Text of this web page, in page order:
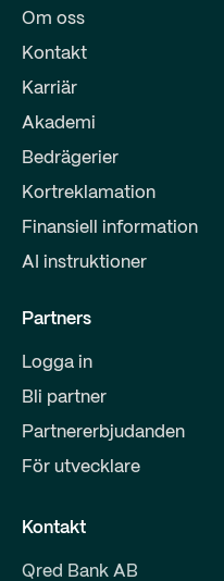
Om oss
Kontakt
Karriär
Akademi
Bedrägerier
Kortreklamation
Finansiell information
AI instruktioner
Partners
Logga in
Bli partner
Partnererbjudanden
För utvecklare
Kontakt
Qred Bank AB